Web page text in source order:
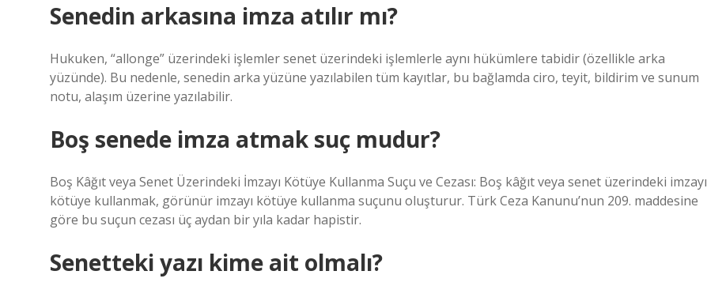
Senedin arkasına imza atılır mı?
Hukuken, “allonge” üzerindeki işlemler senet üzerindeki işlemlerle aynı hükümlere tabidir (özellikle arka
yüzünde). Bu nedenle, senedin arka yüzüne yazılabilen tüm kayıtlar, bu bağlamda ciro, teyit, bildirim ve sunum
notu, alaşım üzerine yazılabilir.
Boş senede imza atmak suç mudur?
Boş Kâğıt veya Senet Üzerindeki İmzayı Kötüye Kullanma Suçu ve Cezası: Boş kâğıt veya senet üzerindeki imzayı
kötüye kullanmak, görünür imzayı kötüye kullanma suçunu oluşturur. Türk Ceza Kanunu’nun 209. maddesine
göre bu suçun cezası üç aydan bir yıla kadar hapistir.
Senetteki yazı kime ait olmalı?